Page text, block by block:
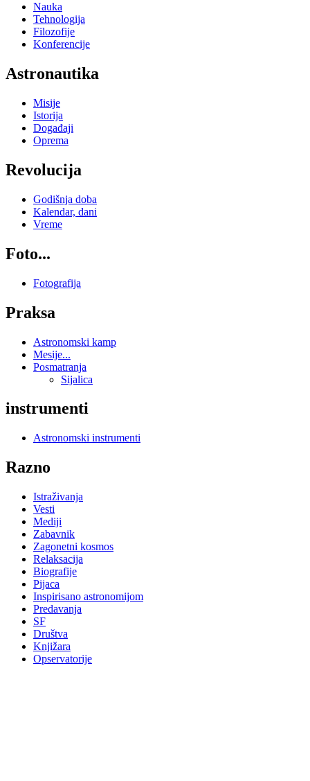
Nauka
Tehnologija
Filozofije
Konferencije
Astronautika
Misije
Istorija
Događaji
Oprema
Revolucija
Godišnja doba
Kalendar, dani
Vreme
Foto...
Fotografija
Praksa
Astronomski kamp
Mesije...
Posmatranja
Sijalica
instrumenti
Astronomski instrumenti
Razno
Istraživanja
Vesti
Mediji
Zabavnik
Zagonetni kosmos
Relaksacija
Biografije
Pijaca
Inspirisano astronomijom
Predavanja
SF
Društva
Knjižara
Opservatorije